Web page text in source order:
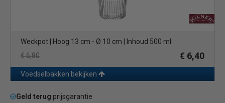
Weckpot | Hoog 13 cm - Ø 10 cm | Inhoud 500 ml
€ 6,80
€ 6,40
Voedselbakken bekijken
Geld terug prijsgarantie